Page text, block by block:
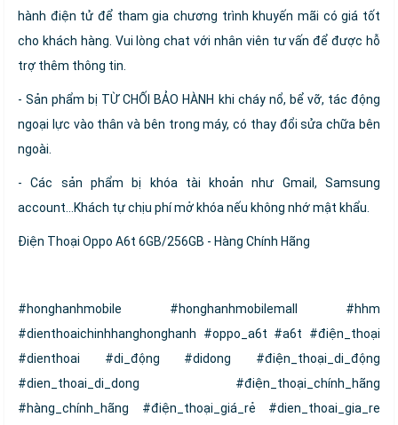
hành điện tử để tham gia chương trình khuyến mãi có giá tốt
cho khách hàng. Vui lòng chat với nhân viên tư vấn để được hỗ
trợ thêm thông tin.
- Sản phẩm bị TỪ CHỐI BẢO HÀNH khi cháy nổ, bể vỡ, tác động
ngoại lực vào thân và bên trong máy, có thay đổi sửa chữa bên
ngoài.
- Các sản phẩm bị khóa tài khoản như Gmail, Samsung
account…Khách tự chịu phí mở khóa nếu không nhớ mật khẩu.
Điện Thoại Oppo A6t 6GB/256GB - Hàng Chính Hãng
#honghanhmobile #honghanhmobilemall #hhm
#dienthoaichinhhanghonghanh #oppo_a6t #a6t #điện_thoại
#dienthoai #di_động #didong #điện_thoại_di_động
#dien_thoai_di_dong #điện_thoại_chính_hãng
#hàng_chính_hãng #điện_thoại_giá_rẻ #dien_thoai_gia_re